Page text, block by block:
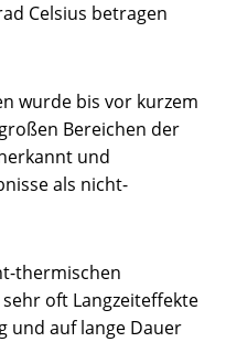
Celsius betragen
wurde bis vor kurzem
Bereichen der
und
als nicht-
thermischen
oft Langzeiteffekte
und auf lange Dauer